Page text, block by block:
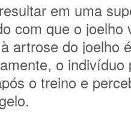
em uma
com que o joelho
artrose do joelho
o
o treino e